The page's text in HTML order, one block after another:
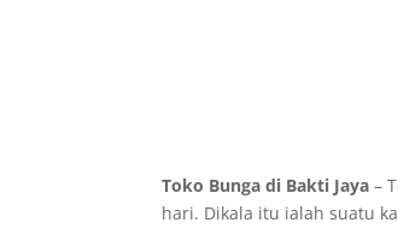
Toko Bunga di Bakti Jaya –
hari. Dikala itu ialah suatu